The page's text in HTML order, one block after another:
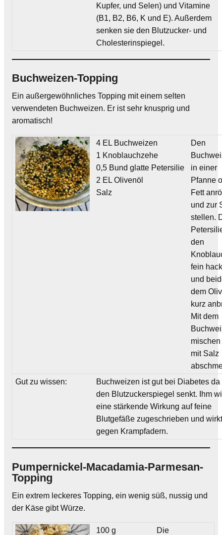
Kupfer, und Selen) und Vitamine
(B1, B2, B6, K und E). Außerdem
senken sie den Blutzucker- und
Cholesterinspiegel.
Buchweizen-Topping
Ein außergewöhnliches Topping mit einem selten
verwendeten Buchweizen. Er ist sehr knusprig und
aromatisch!
4 EL Buchweizen
1 Knoblauchzehe
0,5 Bund glatte Petersilie
2 EL Olivenöl
Salz
Den
in einer
Pfanne
Fett
und zur
stellen.
den
fein
und
dem
kurz
Mit dem
mit Salz
Gut zu wissen:
Buchweizen ist gut bei Diabetes da
den Blutzuckerspiegel senkt. Ihm
eine stärkende Wirkung auf feine
Blutgefäße zugeschrieben und
gegen Krampfadern.
Pumpernickel-Macadamia-Parmesan-
Topping
Ein extrem leckeres Topping, ein wenig süß, nussig und
der Käse gibt Würze.
100 g Die